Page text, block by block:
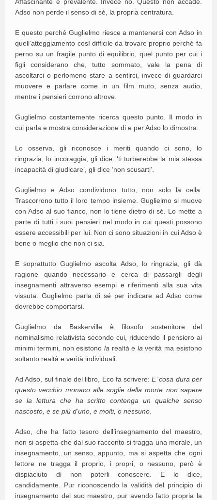
Adso non perde il senso di sé, la propria centratura.
E questo perché Guglielmo riesce a mantenersi con Adso in
quell’atteggiamento così difficile da trovare proprio perché fa
perno su un fragile punto di equilibrio, quel punto per cui i
figli considerano che, tutto sommato, vale la pena di
ascoltarci o perlomeno stare a sentirci, invece di guardarci
muovere e parlare come in un film muto, senza audio,
mentre i pensieri corrono altrove.
Guglielmo costantemente ricerca questo punto. Il modo in
cui parla e mostra considerazione di e per Adso lo dimostra.
Lo osserva, gli riconosce i meriti quando ci sono, lo
ringrazia, lo incoraggia, gli dice: ‘ti turberebbe la mia stessa
incapacità di giudicare’, gli dice ‘non scusarti’.
Guglielmo e Adso condividono tutto, non solo la cella.
Trascorrono tutto il loro tempo insieme. Guglielmo si muove
con Adso al suo fianco, non lo tiene dietro di sé. Lo mette a
parte di tutti i suoi pensieri nel modo in cui questi possono
essere accessibili per lui. Non ci sono situazioni in cui Adso è
bene o meglio che non ci sia.
E soprattutto Guglielmo ascolta Adso, lo ringrazia, gli dà
ragione quando necessario e cerca di passargli degli
insegnamenti attraverso esempi e riferimenti alla sua vita
vissuta. Guglielmo parla di sé per indicare ad Adso come
dovrebbe comportarsi.
Guglielmo da Baskerville è filosofo sostenitore del
nominalismo relativista secondo cui, riducendo il pensiero ai
minimi termini, non esistono la realtà e la verità ma esistono
soltanto realtà e verità individuali.
Ad Adso, sul finale del libro, Eco fa scrivere:E’ cosa dura per
questo vecchio monaco alle soglie della morte non sapere
se la lettura che ha scritto contenga un qualche senso
nascosto, e se più d’uno, e molti, o nessuno
Adso, che ha fatto tesoro dell’insegnamento del maestro,
non si aspetta che dal suo racconto si tragga una morale, un
insegnamento, un senso, appunto, ma si aspetta che ogni
lettore ne tragga il proprio, i propri, o nessuno, però è
dispiaciuto di non poterli conoscere. E lo dice,
candidamente. Pur riconoscendo la validità del principio di
insegnamento del suo maestro, pur avendo fatto propria la